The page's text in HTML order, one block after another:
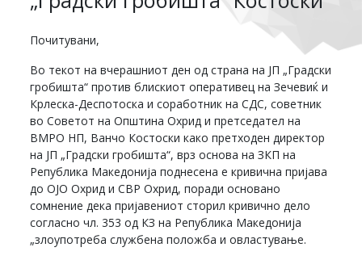
Почитувани,
Во текот на вчерашниот ден од страна на ЈП „Градски
гробишта“ против блискиот оперативец на Зечевиќ и
Крлеска-Деспотоска и соработник на СДС, советник
во Советот на Општина Охрид и претседател на
ВМРО НП, Ванчо Костоски како претходен директор
на ЈП „Градски гробишта“, врз основа на ЗКП на
Република Македонија поднесена е кривична пријава
до ОЈО Охрид и СВР Охрид, поради основано
сомнение дека пријавениот сторил кривично дело
согласно чл. 353 од КЗ на Република Македонија
„злоупотреба службена положба и овластување.